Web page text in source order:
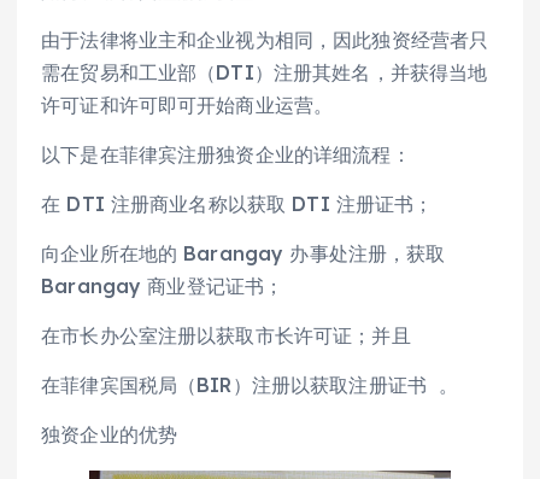
由于法律将业主和企业视为相同，因此独资经营者只
需在贸易和工业部（DTI）注册其姓名，并获得当地
许可证和许可即可开始商业运营。
以下是在菲律宾注册独资企业的详细流程：
在 DTI 注册商业名称以获取 DTI 注册证书；
向企业所在地的 Barangay 办事处注册，获取
Barangay 商业登记证书；
在市长办公室注册以获取市长许可证；并且
在菲律宾国税局（BIR）注册以获取注册证书 。
独资企业的优势